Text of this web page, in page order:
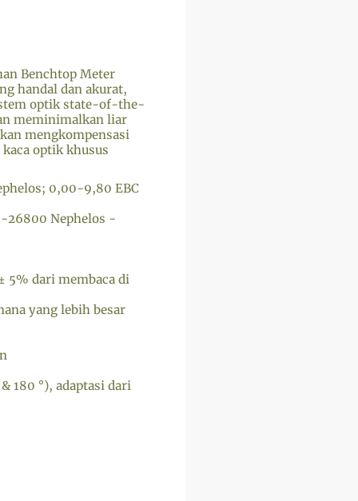
Benchtop Meter
handal dan akurat,
optik state-of-the-
meminimalkan liar
mengkompensasi
optik khusus
0,00-9,80 EBC
26800 Nephelos -
5% dari membaca di
yang lebih besar
180 °), adaptasi dari